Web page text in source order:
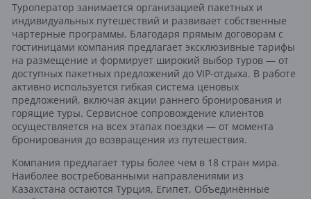
Туроператор занимается организацией пакетных и
индивидуальных путешествий и развивает собственные
чартерные программы. Благодаря прямым договорам с
гостиницами компания предлагает эксклюзивные тарифы
на размещение и формирует широкий выбор туров — от
доступных пакетных предложений до VIP-отдыха. В работе
активно используется гибкая система ценовых
предложений, включая акции раннего бронирования и
горящие туры. Сервисное сопровождение клиентов
осуществляется на всех этапах поездки — от момента
бронирования до возвращения из путешествия.
Компания предлагает туры более чем в 18 стран мира.
Наиболее востребованными направлениями из
Казахстана остаются Турция, Египет, Объединённые